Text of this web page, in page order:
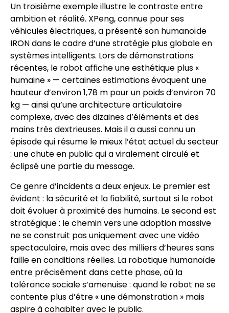
Un troisième exemple illustre le contraste entre
ambition et réalité. XPeng, connue pour ses
véhicules électriques, a présenté son humanoïde
IRON dans le cadre d’une stratégie plus globale en
systèmes intelligents. Lors de démonstrations
récentes, le robot affiche une esthétique plus «
humaine » — certaines estimations évoquent une
hauteur d’environ 1,78 m pour un poids d’environ 70
kg — ainsi qu’une architecture articulatoire
complexe, avec des dizaines d’éléments et des
mains très dextrieuses. Mais il a aussi connu un
épisode qui résume le mieux l’état actuel du secteur
: une chute en public qui a viralement circulé et
éclipsé une partie du message.
Ce genre d’incidents a deux enjeux. Le premier est
évident : la sécurité et la fiabilité, surtout si le robot
doit évoluer à proximité des humains. Le second est
stratégique : le chemin vers une adoption massive
ne se construit pas uniquement avec une vidéo
spectaculaire, mais avec des milliers d’heures sans
faille en conditions réelles. La robotique humanoïde
entre précisément dans cette phase, où la
tolérance sociale s’amenuise : quand le robot ne se
contente plus d’être « une démonstration » mais
aspire à cohabiter avec le public.